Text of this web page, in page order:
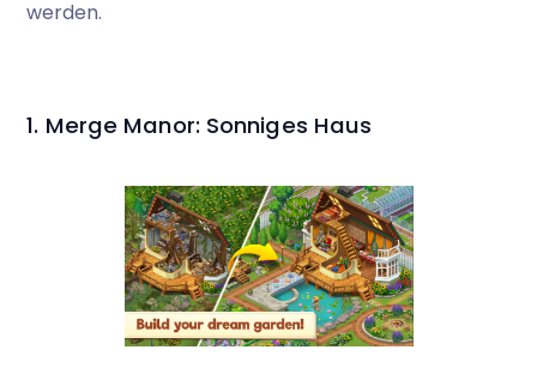
werden.
1. Merge Manor: Sonniges Haus